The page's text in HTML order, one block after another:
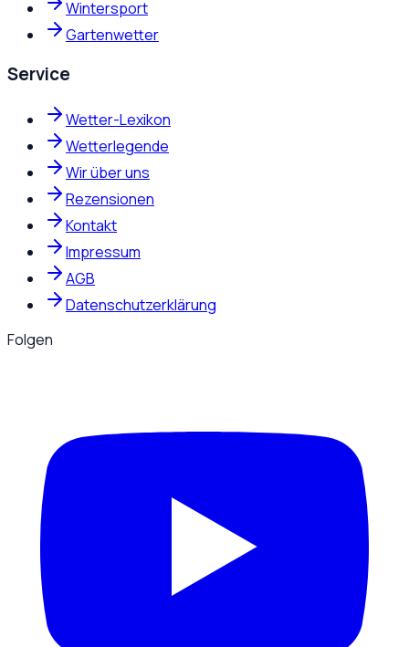
Wintersport
Gartenwetter
Service
Wetter-Lexikon
Wetterlegende
Wir über uns
Rezensionen
Kontakt
Impressum
AGB
Datenschutzerklärung
Folgen